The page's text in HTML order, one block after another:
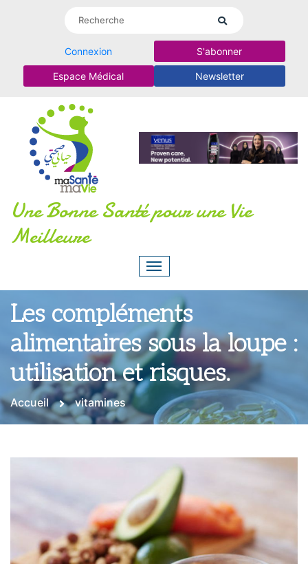
Connexion S'abonner
Espace Médical Newsletter
Une Bonne Santé pour une Vie
Meilleure
Les compléments
alimentaires sous la loupe :
utilisation et risques.
Accueil vitamines